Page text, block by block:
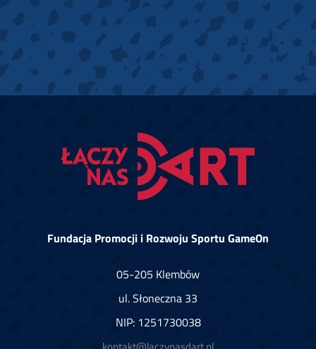
Fundacja Promocji i Rozwoju Sportu GameOn
05-205 Klembów
ul. Słoneczna 33
NIP: 1251730038